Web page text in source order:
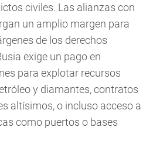
civiles. Las alianzas con
un amplio margen para
de los derechos
exige un pago en
para explotar recursos
y diamantes, contratos
altísimos, o incluso acceso a
como puertos o bases